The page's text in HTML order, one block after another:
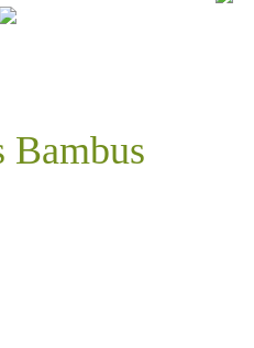
Bambus